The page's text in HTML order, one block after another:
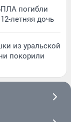
погибли
летняя дочь
из уральской
покорили